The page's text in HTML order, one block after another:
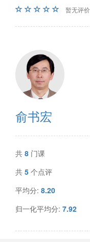
暂无评价
俞书宏
共 8 门课
共 5 个点评
平均分: 8.20
归一化平均分: 7.92